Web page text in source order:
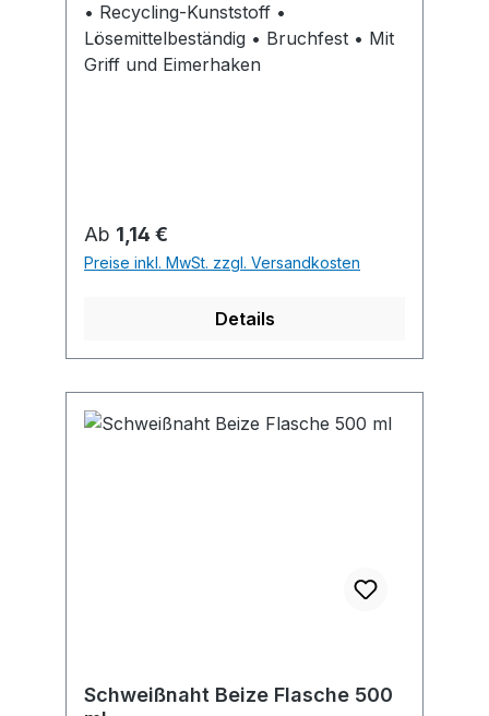
• Recycling-Kunststoff •
Lösemittelbeständig • Bruchfest • Mit
Griff und Eimerhaken
Regulärer Preis:
Ab 1,14 €
Preise inkl. MwSt. zzgl. Versandkosten
Details
Schweißnaht Beize Flasche 500